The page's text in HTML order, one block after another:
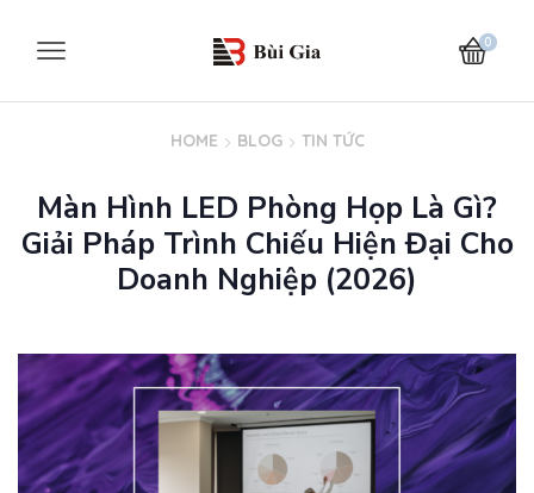
0
HOME BLOG TIN TỨC
Màn Hình LED Phòng Họp Là Gì?
Giải Pháp Trình Chiếu Hiện Đại Cho
Doanh Nghiệp (2026)